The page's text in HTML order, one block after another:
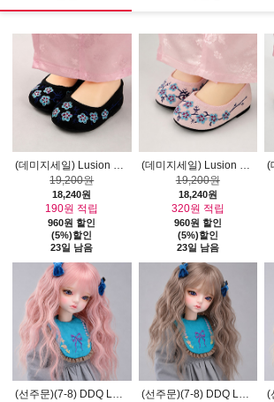
(데미지세일) Lusion Doll Shoes - Iring Shoes (Black)
19,200원
18,240원
190원 적립
960원 할인
(5%)할인
23일 남음
(데미지세일) Lusion Doll Shoes - Iring Shoes (Pink)
19,200원
18,240원
320원 적립
960원 할인
(5%)할인
23일 남음
(선주문)(7-8) DDQ Long Wig (Pink)
(선주문)(7-8) DDQ Long Wig (Brown)